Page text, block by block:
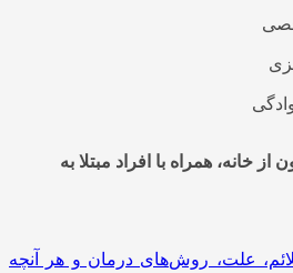
از خانه، همراه با افراد مبتلا به
علت، روش‌های درمان و هر آنچه